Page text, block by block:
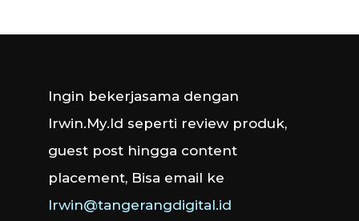
Ingin bekerjasama dengan
Irwin.My.Id seperti review produk,
guest post hingga content
placement, Bisa email ke
Irwin@tangerangdigital.id